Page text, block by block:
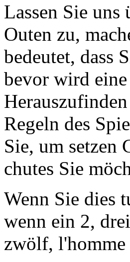
Lassen Sie uns
Outen zu,
bedeutet, dass
bevor wird
Regeln des
Sie, um setzen
chutes Sie
Wenn Sie dies
wenn ein 2,
zwölf,